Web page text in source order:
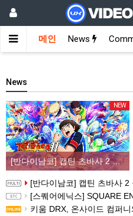
메인 News
News
NEW
1
[반다이남코] 캡틴 츠바사 2 월드 파이터즈 한국어판 패키지 예약 판매, 8월 11일 시작
[반다이남코] 캡틴 츠바사 2 월드 파이터즈 한
[스퀘어에닉스] SQUARE ENIX STORE Plus 서
키움 DRX, 온사이드 컴퍼니와 MOU